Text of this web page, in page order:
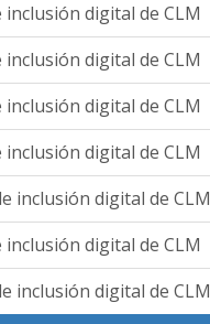
inclusión digital de CLM
inclusión digital de CLM
inclusión digital de CLM
inclusión digital de CLM
inclusión digital de CLM
inclusión digital de CLM
inclusión digital de CLM